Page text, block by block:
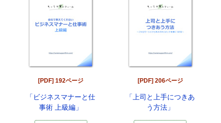
[PDF] 192ページ
「ビジネスマナーと仕
事術 上級編」
[PDF] 206ページ
「上司と上手につきあ
う方法」